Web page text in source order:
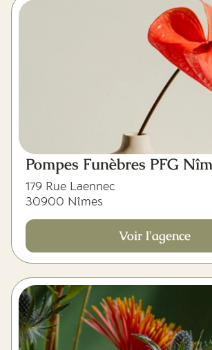
Pompes Funèbres PFG
179 Rue Laennec
30900 Nîmes
Voir l'agence